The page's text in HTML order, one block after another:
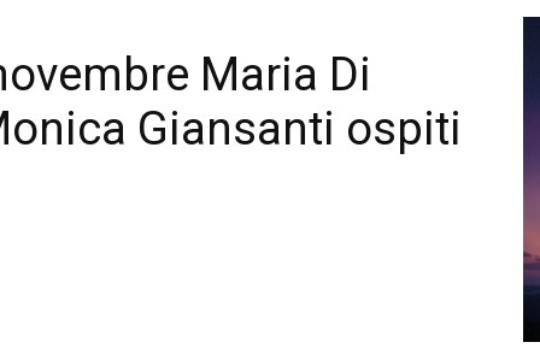
Maria Di
Giansanti ospiti